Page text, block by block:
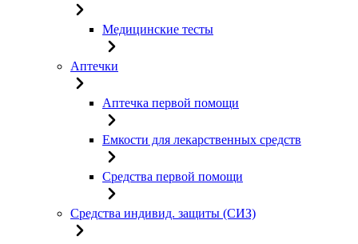
Медицинские тесты
Аптечки
Аптечка первой помощи
Емкости для лекарственных средств
Средства первой помощи
Средства индивид. защиты (СИЗ)